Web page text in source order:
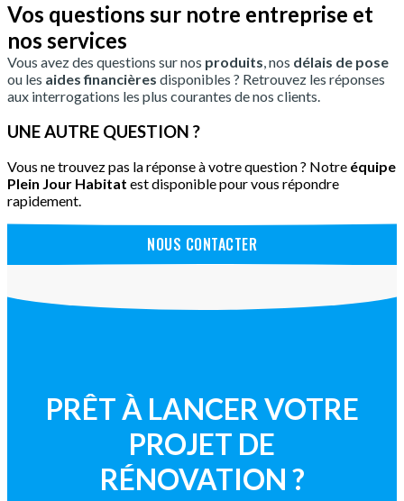
Vos questions sur notre entreprise et
nos services
Vous avez des questions sur nos produits, nos délais de pose
ou les aides financières disponibles ? Retrouvez les réponses
aux interrogations les plus courantes de nos clients.
UNE AUTRE QUESTION ?
Vous ne trouvez pas la réponse à votre question ? Notre équipe
Plein Jour Habitat est disponible pour vous répondre
rapidement.
NOUS CONTACTER
PRÊT À LANCER VOTRE
PROJET DE
RÉNOVATION ?